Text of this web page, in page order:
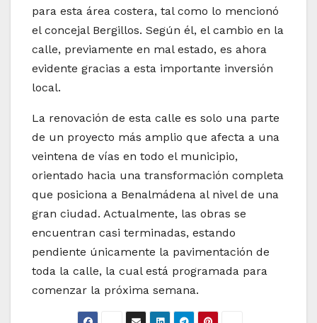
para esta área costera, tal como lo mencionó
el concejal Bergillos. Según él, el cambio en la
calle, previamente en mal estado, es ahora
evidente gracias a esta importante inversión
local.
La renovación de esta calle es solo una parte
de un proyecto más amplio que afecta a una
veintena de vías en todo el municipio,
orientado hacia una transformación completa
que posiciona a Benalmádena al nivel de una
gran ciudad. Actualmente, las obras se
encuentran casi terminadas, estando
pendiente únicamente la pavimentación de
toda la calle, la cual está programada para
comenzar la próxima semana.